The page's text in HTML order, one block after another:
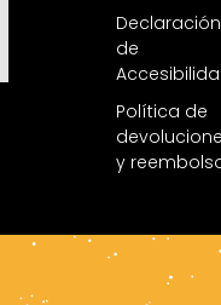
Declaración
de
Política de
y